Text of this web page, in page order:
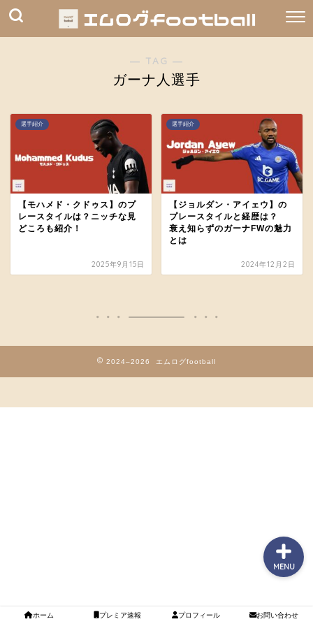
― TAG ―
ガーナ人選手
選手紹介
【モハメド・クドゥス】のプ
レースタイルは？ニッチな見
どころも紹介！
2025年9月15日
選手紹介
【ジョルダン・アイェウ】の
プレースタイルと経歴は？
衰え知らずのガーナFWの魅力
とは
2024年12月2日
2024–2026 エムログfootball
ホーム プレミア速報 プロフィール お問い合わせ
MENU
ホーム
れ